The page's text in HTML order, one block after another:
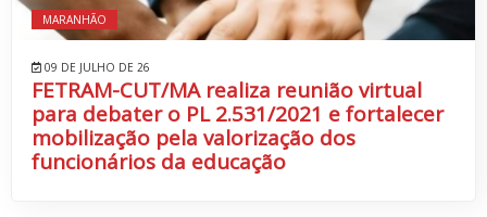
MARANHÃO
09 DE JULHO DE 26
FETRAM-CUT/MA realiza reunião virtual
para debater o PL 2.531/2021 e fortalecer
mobilização pela valorização dos
funcionários da educação